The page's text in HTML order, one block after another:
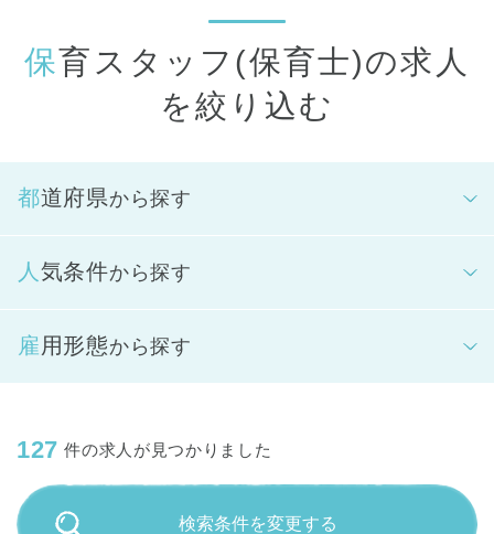
し、朝の受け入れから昼にかけて、もしくは夕方から夜の延長
時間帯を中心に保育に携わっていただきます。また、縫い物な
どの製作や、保育室のお掃除やお洗濯、おもちゃの清掃などの
周辺業務もお願いしています。
の一人です。スタッフ間のチームワークを大切にしながら、そ
の子らしい成長を見守っていきます。
保育スタッフ(保育士)の求人
を絞り込む
都道府県から探す
人気条件から探す
雇用形態から探す
127 件の求人が見つかりました
検索条件を変更する